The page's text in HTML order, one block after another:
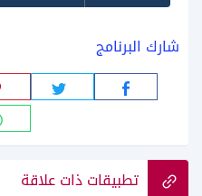
شارك البرنامج
تطبيقات ذات علاقة